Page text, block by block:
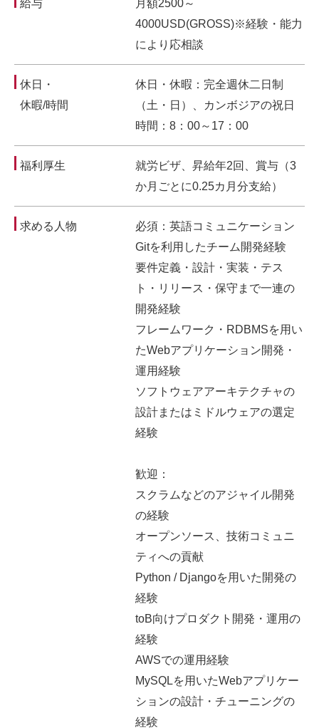
給与
月額2500～
4000USD(GROSS)※経験・能力
により応相談
休日・
休暇/時間
休日・休暇：完全週休二日制
（土・日）、カンボジアの祝日
時間：8：00～17：00
福利厚生
就労ビザ、昇給年2回、賞与（3
か月ごとに0.25カ月分支給）
求める人物
必須：英語コミュニケーション
Gitを利用したチーム開発経験
要件定義・設計・実装・テス
ト・リリース・保守まで一連の
開発経験
フレームワーク・RDBMSを用い
たWebアプリケーション開発・
運用経験
ソフトウェアアーキテクチャの
設計またはミドルウェアの選定
経験
歓迎：
スクラムなどのアジャイル開発
の経験
オープンソース、技術コミュニ
ティへの貢献
Python / Djangoを用いた開発の
経験
toB向けプロダクト開発・運用の
経験
AWSでの運用経験
MySQLを用いたWebアプリケー
ションの設計・チューニングの
経験